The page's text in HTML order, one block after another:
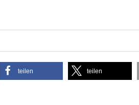
teilen teilen